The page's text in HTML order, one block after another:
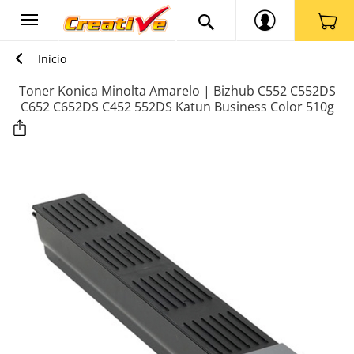
Início
Toner Konica Minolta Amarelo | Bizhub C552 C552DS
C652 C652DS C452 552DS Katun Business Color 510g